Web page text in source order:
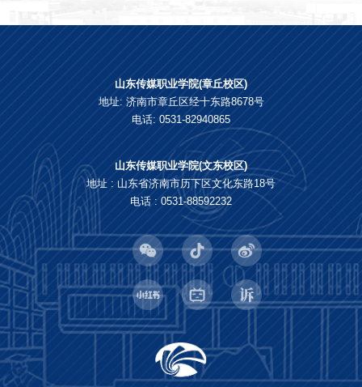
山东传媒职业学院(章丘校区)
地址: 济南市章丘区经十东路8678号
电话: 0531-82940865
山东传媒职业学院(文东校区)
地址 : 山东省济南市历下区文化东路18号
电话 : 0531-88592232